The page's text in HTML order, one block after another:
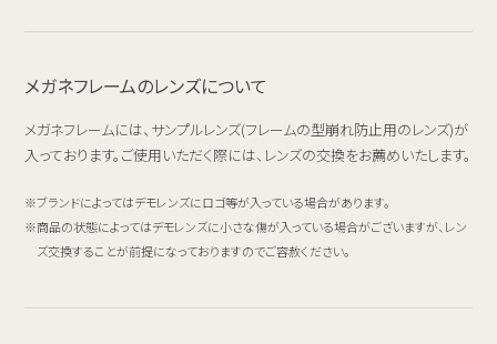
メガネフレームのレンズについて
メガネフレームには、サンプルレンズ(フレームの型崩れ防止用のレンズ)が
入っております。ご使用いただく際には、レンズの交換をお薦めいたします。
ブランドによってはデモレンズにロゴ等が入っている場合があります。
商品の状態によってはデモレンズに小さな傷が入っている場合がございますが、レン
ズ交換することが前提になっておりますのでご容赦ください。